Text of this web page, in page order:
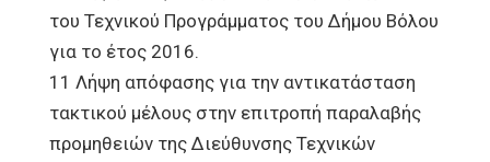
του Τεχνικού Προγράμματος του Δήμου Βόλου
για το έτος 2016.
11 Λήψη απόφασης για την αντικατάσταση
τακτικού μέλους στην επιτροπή παραλαβής
προμηθειών της Διεύθυνσης Τεχνικών